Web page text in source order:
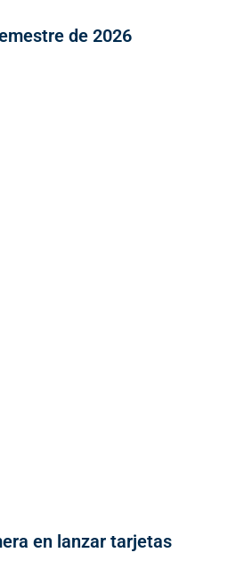
de 2026
en lanzar tarjetas